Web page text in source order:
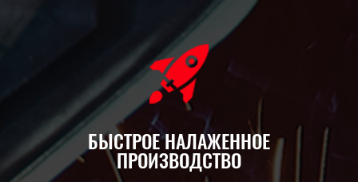
БЫСТРОЕ НАЛАЖЕННОЕ
ПРОИЗВОДСТВО